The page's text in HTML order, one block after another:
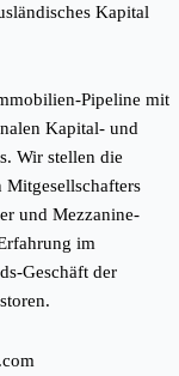
Kapital
Pipeline mit
Kapital- und
Wir stellen die
Mitgesellschafters
und Mezzanine-
im
Geschäft der